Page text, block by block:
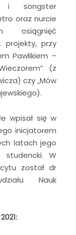
i songster
oraz nurcie
osiągnięć
projekty, przy
Pawlikiem –
(z
czy „Mów
wpisał się w
inicjatorem
latach jego
studencki. W
został dr
Nauk